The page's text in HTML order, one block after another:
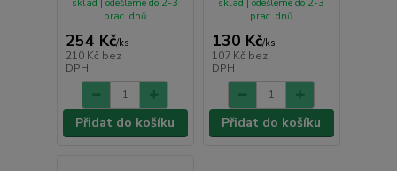
254 Kč/ks
210 Kč bez
DPH
sklad | odešleme do 2-3
prac. dnů
Přidat do košíku
130 Kč/ks
107 Kč bez
DPH
sklad | odešleme do 2-3
prac. dnů
Přidat do košíku